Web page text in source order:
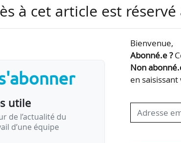
permettant de départager les candidats à
sont trop nombreux. »
à cet article est
utile
de l’actualité du
d’une équipe
Bienvenue,
Abonné.e ?
Non
en